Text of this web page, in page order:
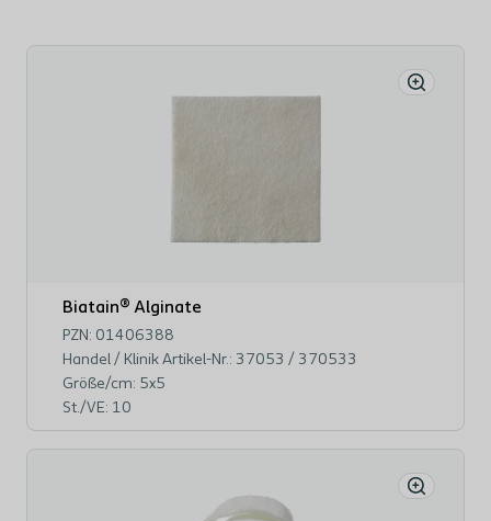
Biatain® Alginate
PZN: 01406388
Handel / Klinik Artikel-Nr.: 37053 / 370533
Größe/cm: 5x5
St./VE: 10